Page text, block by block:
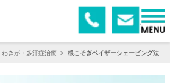
わきが・多汗症治療 > 根こそぎベイザーシェービング法